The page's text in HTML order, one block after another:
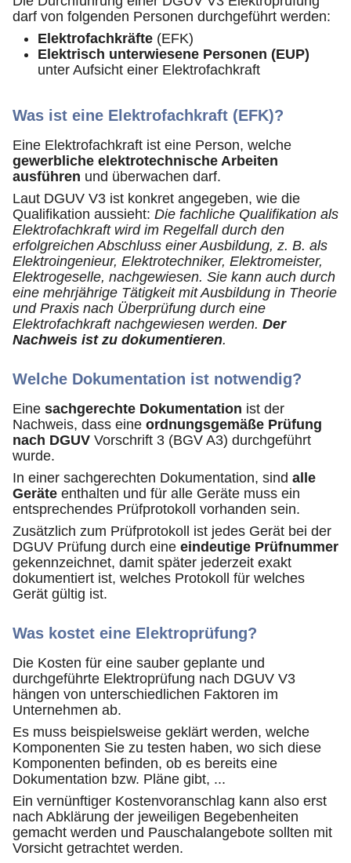
darf von folgenden Personen durchgeführt werden:
Elektrofachkräfte (EFK)
Elektrisch unterwiesene Personen (EUP)
unter Aufsicht einer Elektrofachkraft
Was ist eine Elektrofachkraft (EFK)?
Eine Elektrofachkraft ist eine Person, welche
gewerbliche elektrotechnische Arbeiten
ausführen und überwachen darf.
Laut DGUV V3 ist konkret angegeben, wie die
Qualifikation aussieht: Die fachliche Qualifikation als
Elektrofachkraft wird im Regelfall durch den
erfolgreichen Abschluss einer Ausbildung, z. B. als
Elektroingenieur, Elektrotechniker, Elektromeister,
Elektrogeselle, nachgewiesen. Sie kann auch durch
eine mehrjährige Tätigkeit mit Ausbildung in Theorie
und Praxis nach Überprüfung durch eine
Elektrofachkraft nachgewiesen werden. Der
Nachweis ist zu dokumentieren.
Welche Dokumentation ist notwendig?
Eine sachgerechte Dokumentation ist der
Nachweis, dass eine ordnungsgemäße Prüfung
nach DGUV Vorschrift 3 (BGV A3) durchgeführt
wurde.
In einer sachgerechten Dokumentation, sind alle
Geräte enthalten und für alle Geräte muss ein
entsprechendes Prüfprotokoll vorhanden sein.
Zusätzlich zum Prüfprotokoll ist jedes Gerät bei der
DGUV Prüfung durch eine eindeutige Prüfnummer
gekennzeichnet, damit später jederzeit exakt
dokumentiert ist, welches Protokoll für welches
Gerät gültig ist.
Was kostet eine Elektroprüfung?
Die Kosten für eine sauber geplante und
durchgeführte Elektroprüfung nach DGUV V3
hängen von unterschiedlichen Faktoren im
Unternehmen ab.
Es muss beispielsweise geklärt werden, welche
Komponenten Sie zu testen haben, wo sich diese
Komponenten befinden, ob es bereits eine
Dokumentation bzw. Pläne gibt, ...
Ein vernünftiger Kostenvoranschlag kann also erst
nach Abklärung der jeweiligen Begebenheiten
gemacht werden und Pauschalangebote sollten mit
Vorsicht getrachtet werden.